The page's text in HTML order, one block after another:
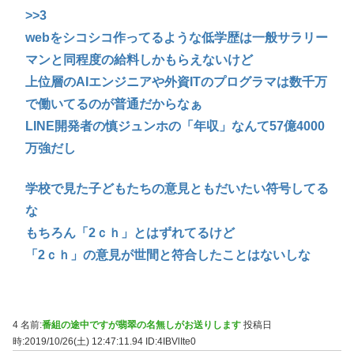
>>3
webをシコシコ作ってるような低学歴は一般サラリー
マンと同程度の給料しかもらえないけど
上位層のAIエンジニアや外資ITのプログラマは数千万
で働いてるのが普通だからなぁ
LINE開発者の慎ジュンホの「年収」なんて57億4000
万強だし
学校で見た子どもたちの意見ともだいたい符号してる
な
もちろん「2ｃｈ」とはずれてるけど
「2ｃｈ」の意見が世間と符合したことはないしな
4 名前:番組の途中ですが翡翠の名無しがお送りします 投稿日
時:2019/10/26(土) 12:47:11.94 ID:4IBVlIte0